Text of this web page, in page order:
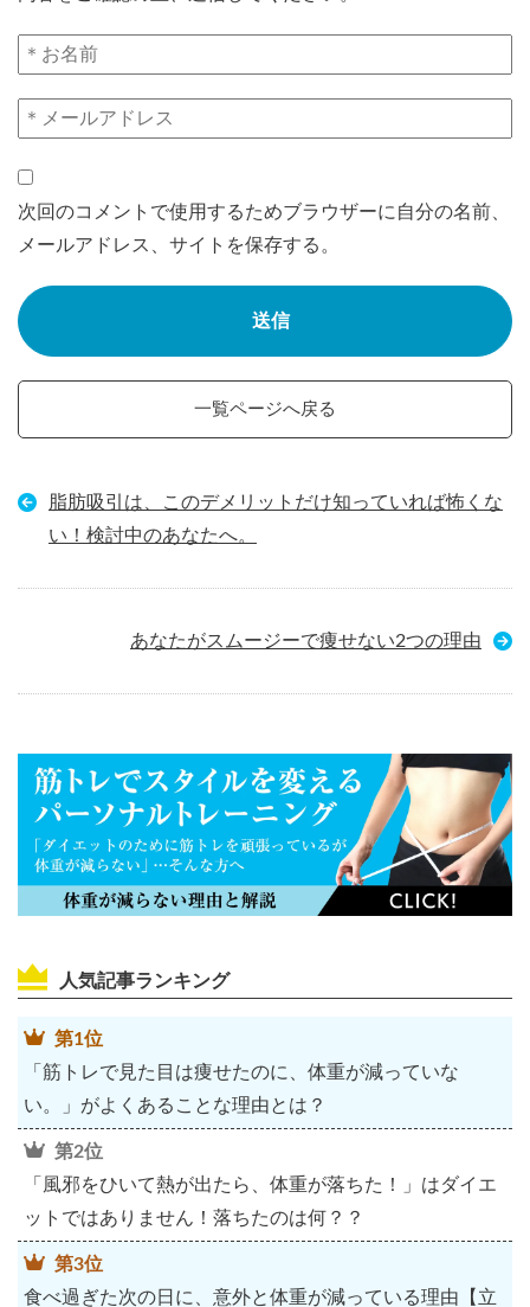
次回のコメントで使用するためブラウザーに自分の名前、
メールアドレス、サイトを保存する。
一覧ページへ戻る
脂肪吸引は、このデメリットだけ知っていれば怖くな
い！検討中のあなたへ。
あなたがスムージーで痩せない2つの理由
人気記事ランキング
第1位
「筋トレで見た目は痩せたのに、体重が減っていな
い。」がよくあることな理由とは？
第2位
「風邪をひいて熱が出たら、体重が落ちた！」はダイエ
ットではありません！落ちたのは何？？
第3位
食べ過ぎた次の日に、意外と体重が減っている理由【立